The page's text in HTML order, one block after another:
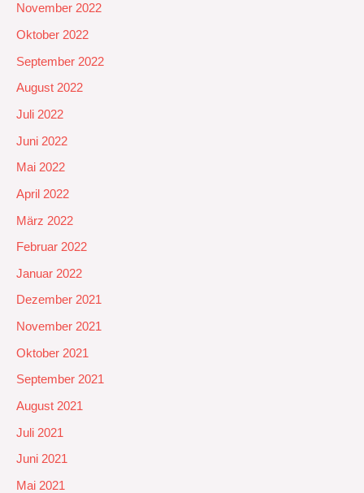
November 2022
Oktober 2022
September 2022
August 2022
Juli 2022
Juni 2022
Mai 2022
April 2022
März 2022
Februar 2022
Januar 2022
Dezember 2021
November 2021
Oktober 2021
September 2021
August 2021
Juli 2021
Juni 2021
Mai 2021